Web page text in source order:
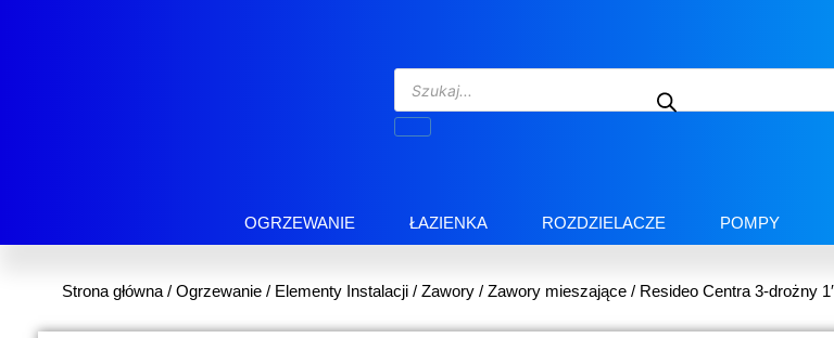
OGRZEWANIE ŁAZIENKA ROZDZIELACZE POMPY
Strona główna / Ogrzewanie / Elementy Instalacji / Zawory / Zawory mieszające / Resideo Centra 3-drożny